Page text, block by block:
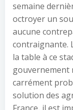
semaine
octroyer un
aucune
contraignante.
la table à ce
gouvernement
carrément
solution des